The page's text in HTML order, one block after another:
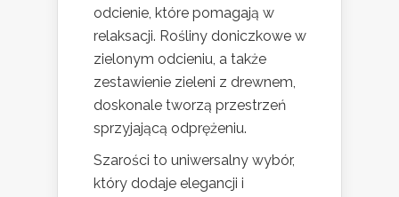
odcienie, które pomagają w
relaksacji. Rośliny doniczkowe w
zielonym odcieniu, a także
zestawienie zieleni z drewnem,
doskonale tworzą przestrzeń
sprzyjającą odprężeniu.
Szarości to uniwersalny wybór,
który dodaje elegancji i